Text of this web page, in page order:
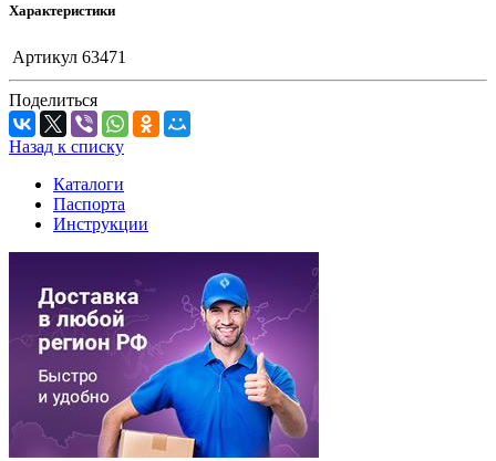
Характеристики
Артикул 63471
Поделиться
Назад к списку
Каталоги
Паспорта
Инструкции